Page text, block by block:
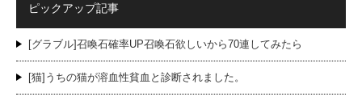
ピックアップ記事
[グラブル]召喚石確率UP召喚石欲しいから70連してみたら
[猫]うちの猫が溶血性貧血と診断されました。